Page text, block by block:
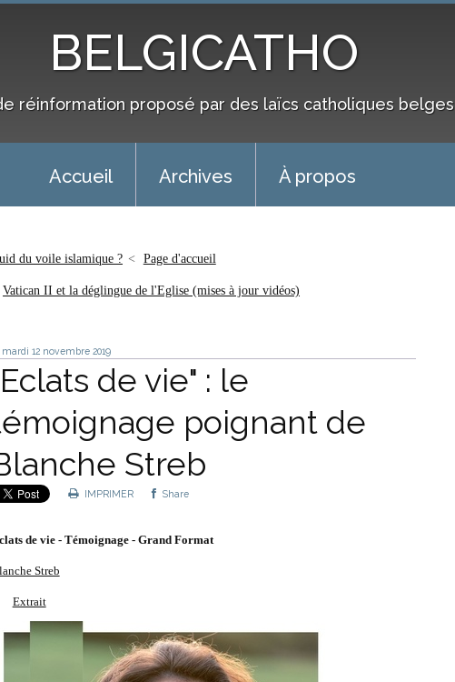
BELGICATHO
réinformation proposé par des laïcs catholiques belges
Accueil Archives À propos
du voile islamique ? Page d'accueil
Vatican II et la déglingue de l'Eglise (mises à jour vidéos)
mardi 12 novembre 2019
de vie" : le
poignant de
Streb
IMPRIMER Share
de vie - Témoignage - Grand Format
Streb
Extrait